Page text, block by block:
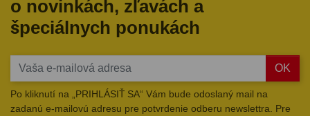
o novinkách, zľavách a
špeciálnych ponukách
OK
Po kliknutí na „PRIHLÁSIŤ SA“ Vám bude odoslaný mail na
zadanú e-mailovú adresu pre potvrdenie odberu newslettra. Pre